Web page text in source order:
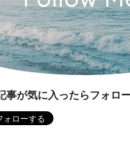
事が気に入ったらフォロ